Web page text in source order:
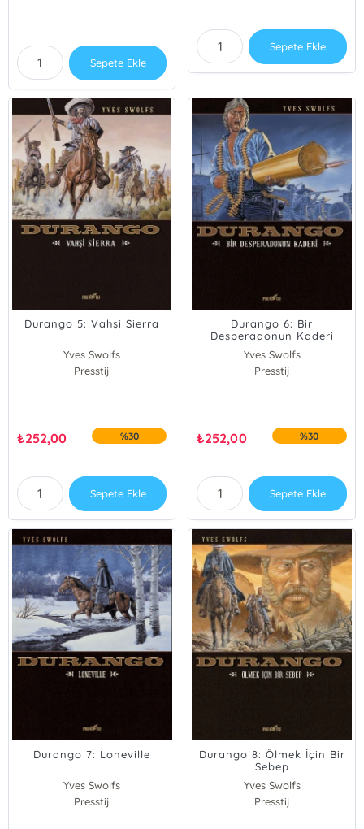
Sepete Ekle
Sepete Ekle
Durango 5: Vahşi Sierra
Yves Swolfs
Presstij
₺252,00 %30
Sepete Ekle
Durango 6: Bir
Desperadonun Kaderi
Yves Swolfs
Presstij
₺252,00 %30
Sepete Ekle
Durango 7: Loneville
Yves Swolfs
Presstij
Durango 8: Ölmek İçin Bir
Sebep
Yves Swolfs
Presstij